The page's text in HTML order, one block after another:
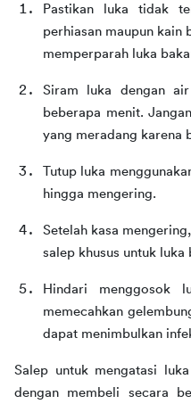
Pastikan luka tidak
perhiasan maupun kain
memperparah luka
Siram luka dengan
beberapa menit.
yang meradang karena
Tutup luka
hingga mengering.
Setelah kasa
salep khusus untuk luka
Hindari menggosok
memecahkan
dapat menimbulkan
Salep untuk mengatasi
dengan membeli secara